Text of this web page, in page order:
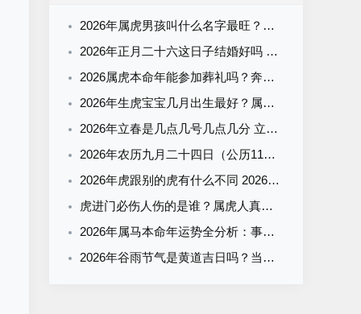
2026年属虎男孩叫什么名字最旺？霸气有寓意的男宝宝名字清单
2026年正月二十六这日子结婚好吗 结婚为什么要彩礼
2026属虎本命年能参加葬礼吗？奔丧要注意什么？看完这篇就懂了
2026年生虎宝宝几月出生最好？属虎什么时辰出生最旺运？全解析来了
2026年立春是几点几号几点几分 立春有什么气候特征
2026年农历九月二十四日（公历11月2日）黄历吉凶查询：当天几点是吉时？
2026年虎跟别的虎有什么不同 2026年属虎一生运势
虎进门必伤人伤的是谁？属虎人真的会克这3个生肖吗？
2026年属马本命年运势全分析：事业财运感情走势+幸运方向与禁忌
2026年谷雨节气是黄道吉日吗？当天宜忌+吉时一览